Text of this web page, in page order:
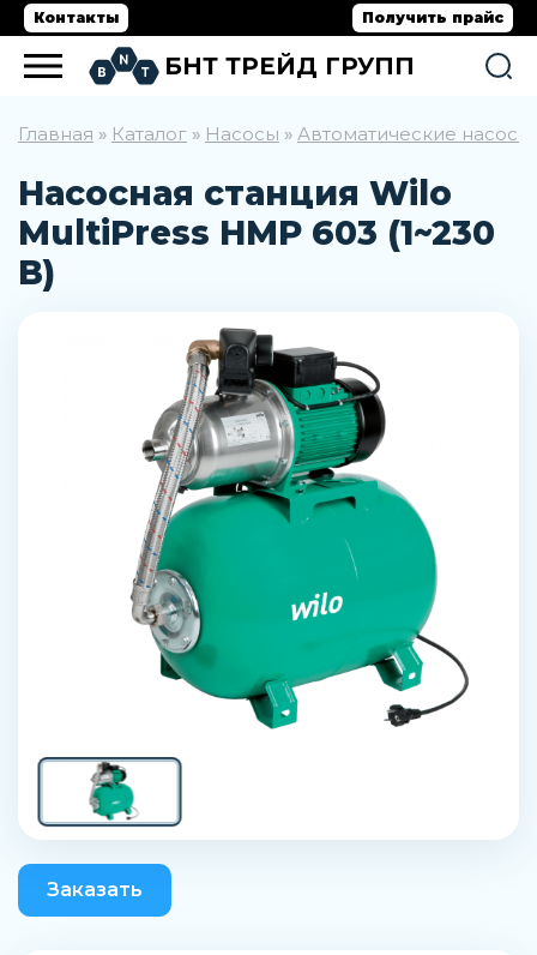
Контакты Получить прайс
БНТ ТРЕЙД ГРУПП
Главная » Каталог » Насосы » Автоматические
Насосная станция Wilo
MultiPress HMP 603 (1~230
В)
Заказать